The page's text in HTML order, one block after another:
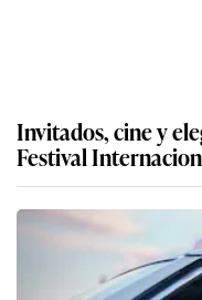
Invitados, cine y
Festival